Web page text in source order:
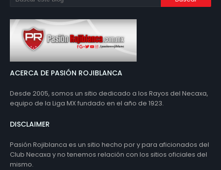
ACERCA DE PASIÓN ROJIBLANCA
Desde 2005, somos un sitio dedicado a los Rayos del Necaxa,
equipo de la Liga MX fundado en el año de 1923.
DISCLAIMER
Pasión Rojiblanca es un sitio hecho por y para aficionados del
Club Necaxa y no tenemos relación con los sitios oficiales del
mismo.